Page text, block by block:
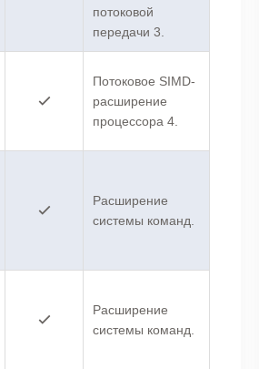
потоковой
передачи 3.
Потоковое SIMD-
расширение
процессора 4.
Расширение
системы команд.
Расширение
системы команд.